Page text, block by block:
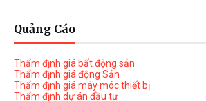
Quảng Cáo
Thẩm định giá bất động sản
Thẩm định giá động Sản
Thẩm định giá máy móc thiết bị
Thẩm định dự án đầu tư